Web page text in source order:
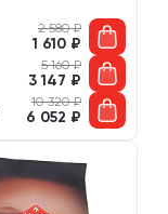
2 580₽
1 610 ₽
5 160₽
3 147 ₽
10 320₽
6 052 ₽